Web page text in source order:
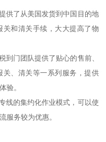
供了从美国发货到中国目的地
和清关手续，大大提高了物
到门团队提供了贴心的售前、
、清关等一系列服务，提供
验。
线的集约化作业模式，可以使
服务较为优惠。